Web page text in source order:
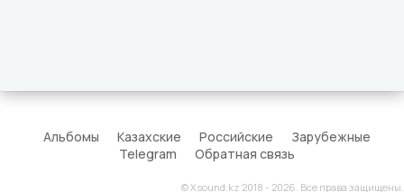
Альбомы Казахские Российские
Зарубежные
Telegram
Обратная связь
© Xsound.kz 2018 - 2026. Все права защищены.